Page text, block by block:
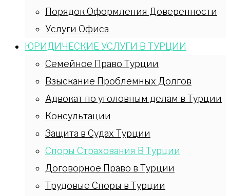
Порядок Оформления Доверенности
Услуги Офиса
ЮРИДИЧЕСКИЕ УСЛУГИ В ТУРЦИИ
Семейное Право Турции
Взыскание Проблемных Долгов
Адвокат по уголовным делам в Турции
Консультации
Защита в Судах Турции
Споры Страхования В Турции
Договорное Право в Турции
Трудовые Споры в Турции